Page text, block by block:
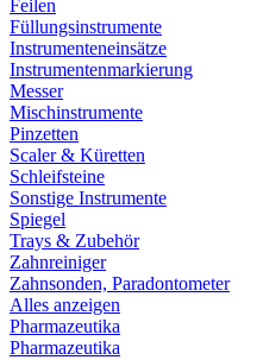
Feilen
Füllungsinstrumente
Instrumenteneinsätze
Instrumentenmarkierung
Messer
Mischinstrumente
Pinzetten
Scaler & Küretten
Schleifsteine
Sonstige Instrumente
Spiegel
Trays & Zubehör
Zahnreiniger
Zahnsonden, Paradontometer
Alles anzeigen
Pharmazeutika
Pharmazeutika